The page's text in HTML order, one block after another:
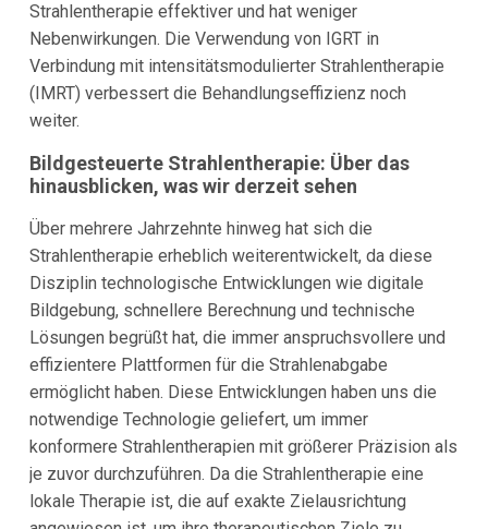
Strahlentherapie effektiver und hat weniger
Nebenwirkungen. Die Verwendung von IGRT in
Verbindung mit intensitätsmodulierter Strahlentherapie
(IMRT) verbessert die Behandlungseffizienz noch
weiter.
Bildgesteuerte Strahlentherapie: Über das
hinausblicken, was wir derzeit sehen
Über mehrere Jahrzehnte hinweg hat sich die
Strahlentherapie erheblich weiterentwickelt, da diese
Disziplin technologische Entwicklungen wie digitale
Bildgebung, schnellere Berechnung und technische
Lösungen begrüßt hat, die immer anspruchsvollere und
effizientere Plattformen für die Strahlenabgabe
ermöglicht haben. Diese Entwicklungen haben uns die
notwendige Technologie geliefert, um immer
konformere Strahlentherapien mit größerer Präzision als
je zuvor durchzuführen. Da die Strahlentherapie eine
lokale Therapie ist, die auf exakte Zielausrichtung